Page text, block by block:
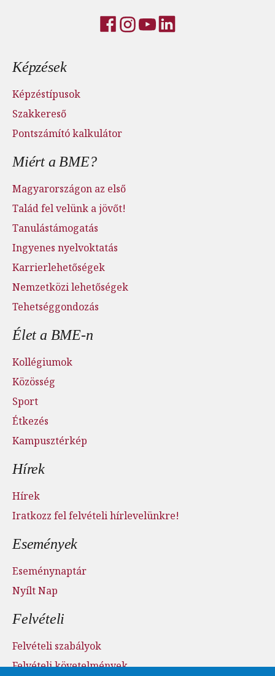
Lábléc menü
Képzések
Képzéstípusok
Szakkereső
Pontszámító kalkulátor
Miért a BME?
Magyarországon az első
Talád fel velünk a jövőt!
Tanulástámogatás
Ingyenes nyelvoktatás
Karrierlehetőségek
Nemzetközi lehetőségek
Tehetséggondozás
Élet a BME-n
Kollégiumok
Közösség
Sport
Étkezés
Kampusztérkép
Hírek
Hírek
Iratkozz fel felvételi hírlevelünkre!
Események
Eseménynaptár
Nyílt Nap
Felvételi
Felvételi szabályok
Felvételi követelmények